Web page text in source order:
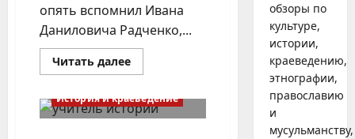
опять вспомнил Ивана
Даниловича Радченко,...
Читать далееПрочитать
больше
превратить
русских
История и краеведение
обзоры по
культуре,
истории,
краеведению,
этнографии,
православию
и
мусульманству,